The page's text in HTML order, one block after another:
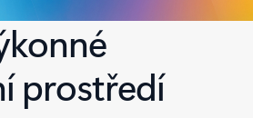
prostředí